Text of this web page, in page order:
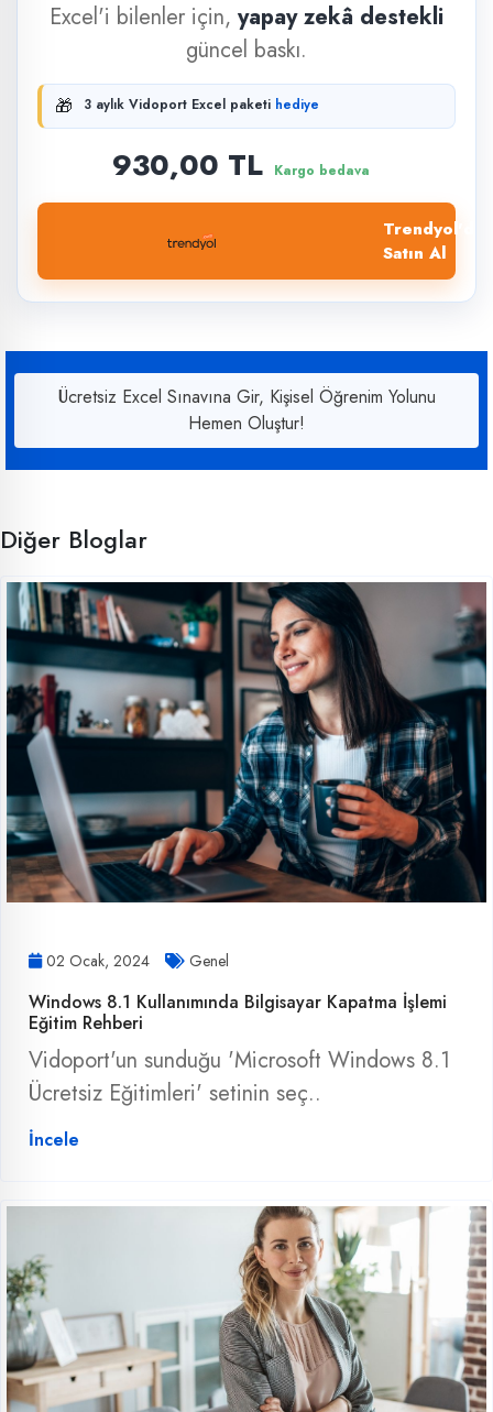
Excel'i bilenler için, yapay zekâ destekli
güncel baskı.
🎁 3 aylık Vidoport Excel paketi hediye
930,00 TL Kargo bedava
Trendyol'dan
Satın Al
Ücretsiz Excel Sınavına Gir, Kişisel Öğrenim Yolunu
Hemen Oluştur!
Diğer Bloglar
02 Ocak, 2024 Genel
Windows 8.1 Kullanımında Bilgisayar Kapatma İşlemi
Eğitim Rehberi
Vidoport'un sunduğu 'Microsoft Windows 8.1
Ücretsiz Eğitimleri' setinin seç..
İncele